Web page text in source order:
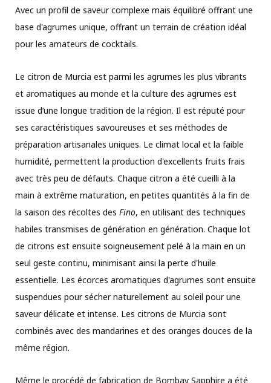
Avec un profil de saveur complexe mais équilibré offrant une
base d'agrumes unique, offrant un terrain de création idéal
pour les amateurs de cocktails.
Le citron de Murcia est parmi les agrumes les plus vibrants
et aromatiques au monde et la culture des agrumes est
issue d’une longue tradition de la région. Il est réputé pour
ses caractéristiques savoureuses et ses méthodes de
préparation artisanales uniques. Le climat local et la faible
humidité, permettent la production d'excellents fruits frais
avec très peu de défauts. Chaque citron a été cueilli à la
main à extrême maturation, en petites quantités à la fin de
la saison des récoltes des Fino, en utilisant des techniques
habiles transmises de génération en génération. Chaque lot
de citrons est ensuite soigneusement pelé à la main en un
seul geste continu, minimisant ainsi la perte d'huile
essentielle. Les écorces aromatiques d'agrumes sont ensuite
suspendues pour sécher naturellement au soleil pour une
saveur délicate et intense. Les citrons de Murcia sont
combinés avec des mandarines et des oranges douces de la
même région.
Même le procédé de fabrication de Bombay Sapphire a été